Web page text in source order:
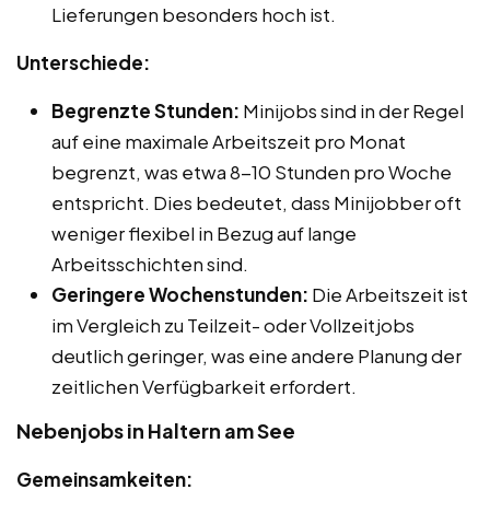
Lieferungen besonders hoch ist.
Unterschiede:
Begrenzte Stunden: Minijobs sind in der Regel
auf eine maximale Arbeitszeit pro Monat
begrenzt, was etwa 8-10 Stunden pro Woche
entspricht. Dies bedeutet, dass Minijobber oft
weniger flexibel in Bezug auf lange
Arbeitsschichten sind.
Geringere Wochenstunden: Die Arbeitszeit ist
im Vergleich zu Teilzeit- oder Vollzeitjobs
deutlich geringer, was eine andere Planung der
zeitlichen Verfügbarkeit erfordert.
Nebenjobs in Haltern am See
Gemeinsamkeiten: